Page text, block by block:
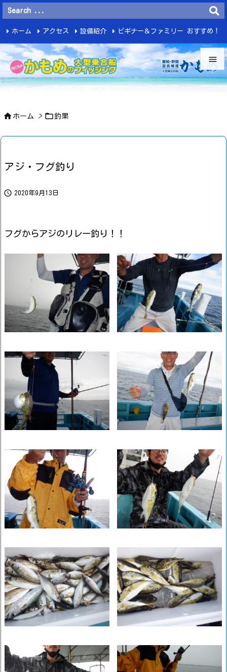


ホーム アクセス 設備紹介 ビギナー＆ファミリー おすすめ！
釣 果
 ホーム > 釣果
アジ・フグ釣り
 2020年9月13日
フグからアジのリレー釣り！！